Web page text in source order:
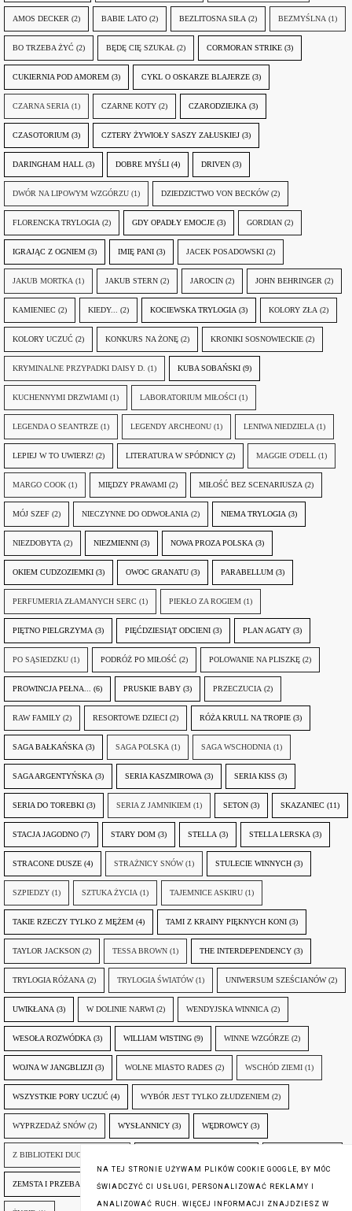
AMOS DECKER (2) BABIE LATO (2) BEZLITOSNA SIŁA (2) BEZMYŚLNA (1)
BO TRZEBA ŻYĆ (2) BĘDĘ CIĘ SZUKAŁ (2) CORMORAN STRIKE (3)
CUKIERNIA POD AMOREM (3) CYKL O OSKARZE BLAJERZE (3)
CZARNA SERIA (1) CZARNE KOTY (2) CZARODZIEJKA (3)
CZASOTORIUM (3) CZTERY ŻYWIOŁY SASZY ZAŁUSKIEJ (3)
DARINGHAM HALL (3) DOBRE MYŚLI (4) DRIVEN (3)
DWÓR NA LIPOWYM WZGÓRZU (1) DZIEDZICTWO VON BECKÓW (2)
FLORENCKA TRYLOGIA (2) GDY OPADŁY EMOCJE (3) GORDIAN (2)
IGRAJĄC Z OGNIEM (3) IMIĘ PANI (3) JACEK POSADOWSKI (2)
JAKUB MORTKA (1) JAKUB STERN (2) JAROCIN (2) JOHN BEHRINGER (2)
KAMIENIEC (2) KIEDY... (2) KOCIEWSKA TRYLOGIA (3) KOLORY ZŁA (2)
KOLORY UCZUĆ (2) KONKURS NA ŻONĘ (2) KRONIKI SOSNOWIECKIE (2)
KRYMINALNE PRZYPADKI DAISY D. (1) KUBA SOBAŃSKI (9)
KUCHENNYMI DRZWIAMI (1) LABORATORIUM MIŁOŚCI (1)
LEGENDA O SEANTRZE (1) LEGENDY ARCHEONU (1) LENIWA NIEDZIELA (1)
LEPIEJ W TO UWIERZ! (2) LITERATURA W SPÓDNICY (2) MAGGIE O'DELL (1)
MARGO COOK (1) MIĘDZY PRAWAMI (2) MIŁOŚĆ BEZ SCENARIUSZA (2)
MÓJ SZEF (2) NIECZYNNE DO ODWOŁANIA (2) NIEMA TRYLOGIA (3)
NIEZDOBYTA (2) NIEZMIENNI (3) NOWA PROZA POLSKA (3)
OKIEM CUDZOZIEMKI (3) OWOC GRANATU (3) PARABELLUM (3)
PERFUMERIA ZŁAMANYCH SERC (1) PIEKŁO ZA ROGIEM (1)
PIĘTNO PIELGRZYMA (3) PIĘĆDZIESIĄT ODCIENI (3) PLAN AGATY (3)
PO SĄSIEDZKU (1) PODRÓŻ PO MIŁOŚĆ (2) POLOWANIE NA PLISZKĘ (2)
PROWINCJA PEŁNA... (6) PRUSKIE BABY (3) PRZECZUCIA (2)
RAW FAMILY (2) RESORTOWE DZIECI (2) RÓŻA KRULL NA TROPIE (3)
SAGA BAŁKAŃSKA (3) SAGA POLSKA (1) SAGA WSCHODNIA (1)
SAGA ARGENTYŃSKA (3) SERIA KASZMIROWA (3) SERIA KISS (3)
SERIA DO TOREBKI (3) SERIA Z JAMNIKIEM (1) SETON (3) SKAZANIEC (11)
STACJA JAGODNO (7) STARY DOM (3) STELLA (3) STELLA LERSKA (3)
STRACONE DUSZE (4) STRAŻNICY SNÓW (1) STULECIE WINNYCH (3)
SZPIEDZY (1) SZTUKA ŻYCIA (1) TAJEMNICE ASKIRU (1)
TAKIE RZECZY TYLKO Z MĘŻEM (4) TAMI Z KRAINY PIĘKNYCH KONI (3)
TAYLOR JACKSON (2) TESSA BROWN (1) THE INTERDEPENDENCY (3)
TRYLOGIA RÓŻANA (2) TRYLOGIA ŚWIATÓW (1) UNIWERSUM SZEŚCIANÓW (2)
UWIKŁANA (3) W DOLINIE NARWI (2) WENDYJSKA WINNICA (2)
WESOŁA ROZWÓDKA (3) WILLIAM WISTING (9) WINNE WZGÓRZE (2)
WOJNA W JANGBLIZJI (3) WOLNE MIASTO RADES (2) WSCHÓD ZIEMI (1)
WSZYSTKIE PORY UCZUĆ (4) WYBÓR JEST TYLKO ZŁUDZENIEM (2)
WYPRZEDAŻ SNÓW (2) WYSŁANNICY (3) WĘDROWCY (3)
Z BIBLIOTEKI DUCHA GÓR
ZEMSTA I PRZEBACZENIE (6) ŚLADY ZBRODNI (3) ŻYCIA W ŻYCIU (3)
NA TEJ STRONIE UŻYWAM PLIKÓW COOKIE GOOGLE, BY MÓC
ŚWIADCZYĆ CI USŁUGI, PERSONALIZOWAĆ REKLAMY I
ANALIZOWAĆ RUCH. WIĘCEJ INFORMACJI ZNAJDZIESZ W